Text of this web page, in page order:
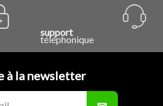
support
téléphonique
à la newsletter